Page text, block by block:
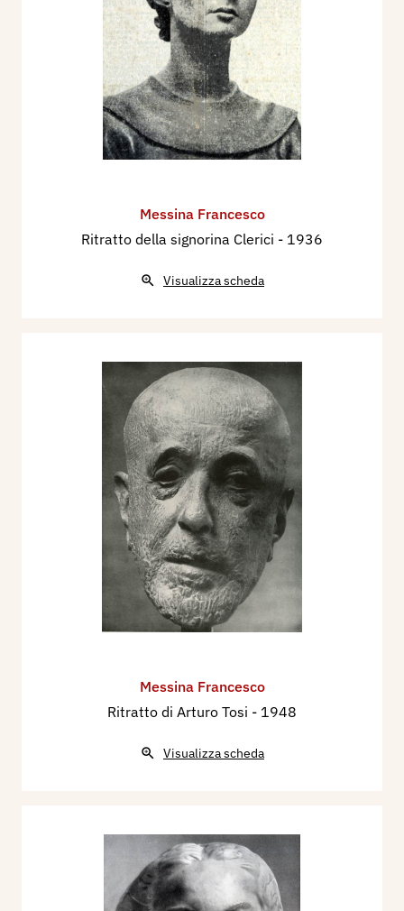
Messina Francesco
Ritratto della signorina Clerici - 1936
Visualizza scheda
Messina Francesco
Ritratto di Arturo Tosi - 1948
Visualizza scheda